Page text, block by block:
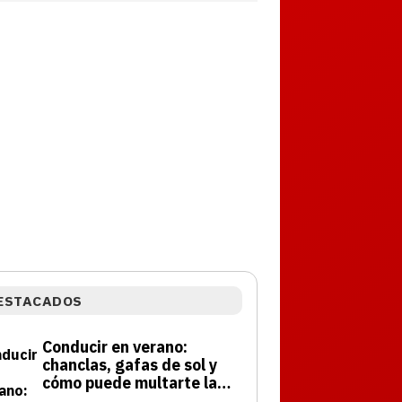
Conducir en verano:
chanclas, gafas de sol y
cómo puede multarte la